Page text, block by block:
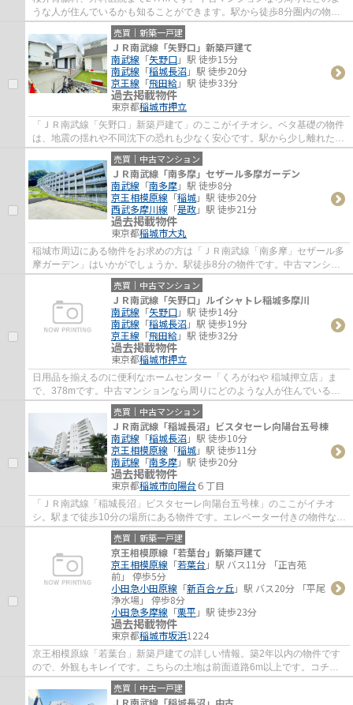
うな人が住んでいるかも知ることができます。駅から徒歩8分圏内の物件
です。エレベーター付き物件です。当社オスス...
売買｜新築一戸建
ＪＲ南武線「矢野口」新築戸建て
南武線 「矢野口 」駅 徒歩15分
南武線 「稲城長沼」駅 徒歩20分
京王線 「飛田給」駅 徒歩33分
過去掲載物件
東京都稲城市押立
「ＪＲ南武線「矢野口」新築戸建て」のここがイチオシ。ベタ基礎の物件
は、地震の揺れや不同沈下の恐れも少なく安心です。駅から少し離れた、
駅徒歩15分の物件です。綺麗で清潔感のあ...
売買｜中古マンション
ＪＲ南武線「南多摩」セザール多摩ガーデン
南武線 「南多摩」駅 徒歩8分
京王相模原線 「稲城」駅 徒歩20分
西武多摩川線 「是政」駅 徒歩21分
過去掲載物件
東京都稲城市大丸
稲城市周辺にある物件をお求めの方は「ＪＲ南武線「南多摩」セザール多
摩ガーデン」はいかがでしょうか。駅徒歩8分の物件です。中古マンショ
ンなら周りにどのような人が住んでいるかも...
売買｜中古マンション
ＪＲ南武線「矢野口」ルイシャトレ稲城多摩川
南武線 「矢野口 」駅 徒歩14分
南武線 「稲城長沼」駅 徒歩19分
京王線 「飛田給」駅 徒歩32分
過去掲載物件
東京都稲城市押立
日用品を揃えるのに便利なホームセンター「くろがねや 稲城押立店」ま
で、378mです。中古マンションなら周りにどのような人が住んでいるか
も知ることができます。ニーズの高いエレベー...
売買｜中古マンション
ＪＲ南武線「稲城長沼」ビスタセーレ向陽台五号棟
南武線 「稲城長沼」駅 徒歩10分
京王相模原線 「稲城」駅 徒歩11分
南武線 「南多摩」駅 徒歩20分
過去掲載物件
東京都稲城市向陽台６丁目
「ＪＲ南武線「稲城長沼」ビスタセーレ向陽台五号棟」のここがイチオ
シ。駅まで徒歩10分の場所にある物件です。エレベーター付きの物件なの
で、上階でも上り下りが楽です。身近に人を...
売買｜新築一戸建
京王相模原線「若葉台」新築戸建て
京王相模原線 「若葉台 」駅 バス11分 「正吉苑
前」 停歩5分
小田急小田原線 「新百合ヶ丘」駅 バス20分 「平尾
浄水場」 停歩8分
小田急多摩線 「栗平 」駅 徒歩23分
過去掲載物件
東京都稲城市坂浜1224
京王相模原線「若葉台」新築戸建ての詳しい情報。築2年以内の物件です
ので、外観もキレイです。こちらの土地は前面道路6m以上です。コチラ
の物件は、新築の戸建て物件で設備も充実して...
売買｜中古一戸建